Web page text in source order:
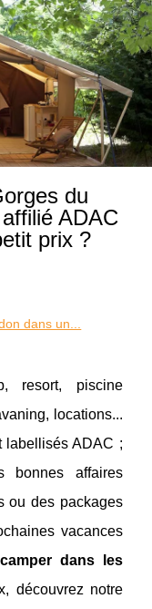
du
ADAC
prix ?
dans un...
resort, piscine
locations...
labellisés ADAC ;
bonnes affaires
ou des packages
vacances
camper dans les
découvrez notre